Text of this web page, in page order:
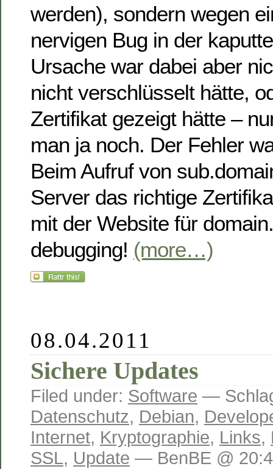
werden), sondern wegen
nervigen Bug in der
Ursache war dabei aber
nicht verschlüsselt hätte,
Zertifikat gezeigt hätte –
man ja noch. Der Fehler
Beim Aufruf von
Server das richtige
mit der Website für
debugging! (more…)
08.04.2011
Sichere Updates
Filed under: Software —
Datenschutz, Debian,
Internet, Kryptographie, Links,
SSL, Update — BenBE @